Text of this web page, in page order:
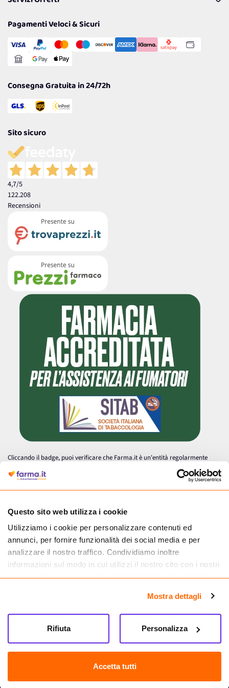
Questo sito web utilizza i cookie
Utilizziamo i cookie per personalizzare contenuti ed
annunci, per fornire funzionalità dei social media e per
analizzare il nostro traffico. Condividiamo inoltre
informazioni sul modo in cui utilizzi il nostro sito con i nostri
partner che si occupano di analisi dei dati web, pubblicità e
informazioni che hai fornito loro o che hanno raccolto dal
tuo utilizzo dei loro servizi.
Mostra dettagli
Accetta tutti
Personalizza
Rifiuta
Politiche per la parità di genere
Cookie Policy
Gestisci Cookie
Reso Facile e Veloce
Pagamenti Veloci & Sicuri
Consegna Gratuita in 24/72h
Sito sicuro
4,7/5
122.208
Recensioni
Cliccando il badge, puoi verificare che Farma.it è un'entità regolarmente
autorizzata dal Ministero della Salute a effettuare la vendita online di
medicinali.
Farma.it S.a.s. P. IVA 07417261216 REA: NA-884088
CREDITS
Sede legale Via delle Repubbliche Marinare 128, 80147 Napoli